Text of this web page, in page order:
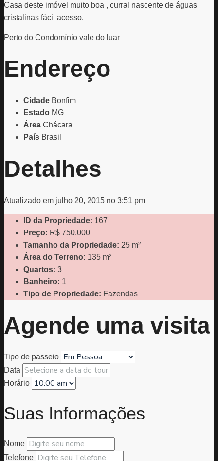
Casa deste imóvel muito boa , curral nascente de águas
cristalinas fácil acesso.
Perto do Condomínio vale do luar
Endereço
Cidade Bonfim
Estado MG
Área Chácara
País Brasil
Detalhes
Atualizado em julho 20, 2015 no 3:51 pm
ID da Propriedade: 167
Preço: R$ 750.000
Tamanho da Propriedade: 25 m²
Área do Terreno: 135 m²
Quartos: 3
Banheiro: 1
Tipo de Propriedade: Fazendas
Agende uma visita
Tipo de passeio
Data
Horário
Suas Informações
Nome
Telefone